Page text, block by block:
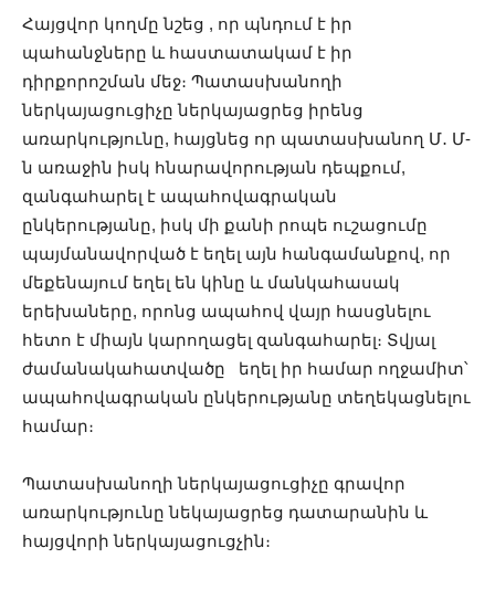
Հայցվոր կողմը նշեց , որ պնդում է իր
պահանջները և հաստատակամ է իր
դիրքորոշման մեջ։ Պատասխանողի
ներկայացուցիչը ներկայացրեց իրենց
առարկությունը, հայցնեց որ պատասխանող Մ․ Մ-
ն առաջին իսկ հնարավորության դեպքում,
զանգահարել է ապահովագրական
ընկերությանը, իսկ մի քանի րոպե ուշացումը
պայմանավորված է եղել այն հանգամանքով, որ
մեքենայում եղել են կինը և մանկահասակ
երեխաները, որոնց ապահով վայր հասցնելու
հետո է միայն կարողացել զանգահարել։ Տվյալ
ժամանակահատվածը եղել իր համար ողջամիտ՝
ապահովագրական ընկերությանը տեղեկացնելու
համար։
Պատասխանողի ներկայացուցիչը գրավոր
առարկությունը նեկայացրեց դատարանին և
հայցվորի ներկայացուցչին։